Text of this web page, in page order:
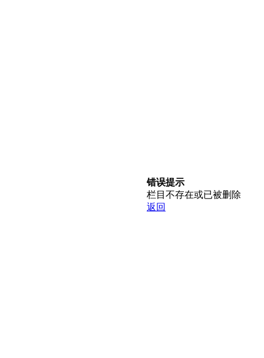
错误提示
栏目不存在或已被删除
返回